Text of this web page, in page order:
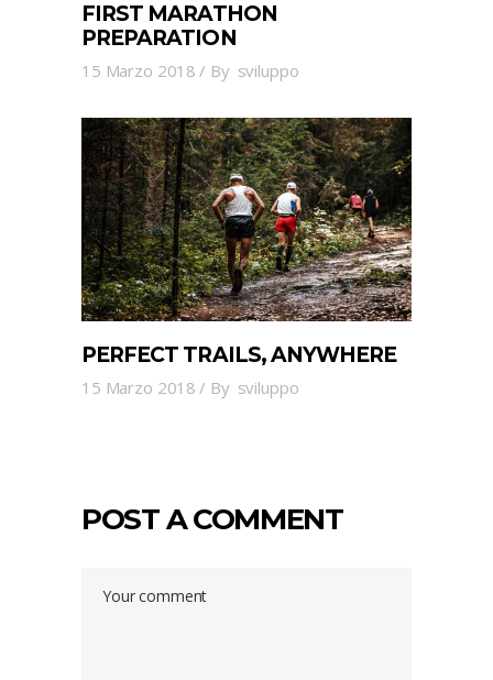
FIRST MARATHON
PREPARATION
15 Marzo 2018 By sviluppo
PERFECT TRAILS, ANYWHERE
15 Marzo 2018 By sviluppo
POST A COMMENT